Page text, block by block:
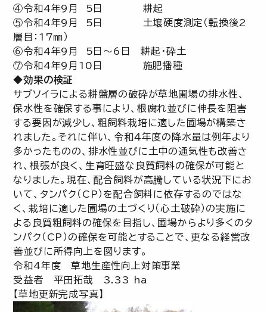
④令和4年9月 5日 耕起
⑤令和4年9月 5日 土壌硬度測定（転換後2
層目：17㎜）
⑥令和4年9月 5日～6日 耕起・砕土
⑦令和4年9月10日 施肥播種
◆効果の検証
サブソイラによる耕盤層の破砕が草地圃場の排水性、
保水性を確保する事により、根腐れ並びに伸長を阻害
する要因が減少し、粗飼料栽培に適した圃場が構築さ
れました。それに伴い、令和４年度の降水量は例年より
多かったものの、排水性並びに土中の通気性も改善さ
れ、根張が良く、生育旺盛な良質飼料の確保が可能と
なりました。現在、配合飼料が高騰している状況下にお
いて、タンパク（CP）を配合飼料に依存するのではな
く、栽培に適した圃場の土づくり（心土破砕）の実施に
よる良質粗飼料の確保を目指し、圃場からより多くのタ
ンパク（CP）の確保を可能とすることで、更なる経営改
善並びに所得向上を図ります。
令和4年度 草地生産性向上対策事業
受益者 平田拓哉 3.33 ha
【草地更新完成写真】